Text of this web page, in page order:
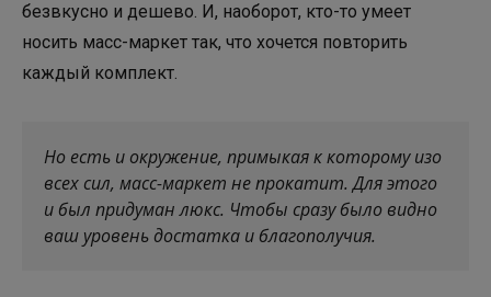
безвкусно и дешево. И, наоборот, кто-то умеет
носить масс-маркет так, что хочется повторить
каждый комплект.
Но есть и окружение, примыкая к которому изо
всех сил, масс-маркет не прокатит. Для этого
и был придуман люкс. Чтобы сразу было видно
ваш уровень достатка и благополучия.